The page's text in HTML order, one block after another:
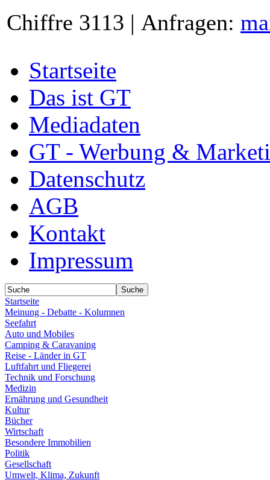
Chiffre 3113 | Anfragen:
Startseite
Das ist GT
Mediadaten
GT - Werbung &
Datenschutz
AGB
Kontakt
Impressum
Startseite
Meinung - Debatte - Kolumnen
Seefahrt
Auto und Mobiles
Camping & Caravaning
Reise - Länder in GT
Luftfahrt und Fliegerei
Technik und Forschung
Medizin
Ernährung und Gesundheit
Kultur
Bücher
Wirtschaft
Besondere Immobilien
Politik
Gesellschaft
Umwelt, Klima, Zukunft